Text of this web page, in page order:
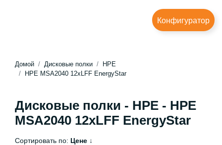
Конфигуратор
Домой Дисковые полки
HPE
HPE MSA2040 12xLFF EnergyStar
Дисковые полки - HPE - HPE
MSA2040 12xLFF EnergyStar
Сортировать по: Цене ↓